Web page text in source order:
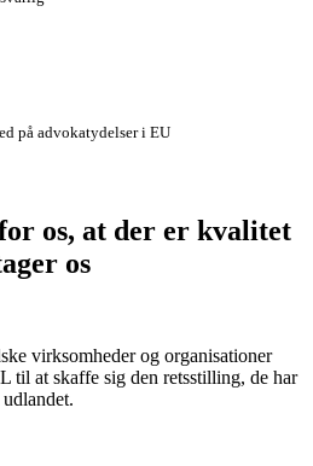
på advokatydelser i EU
os, at der er kvalitet
os
virksomheder og organisationer
at skaffe sig den retsstilling, de har